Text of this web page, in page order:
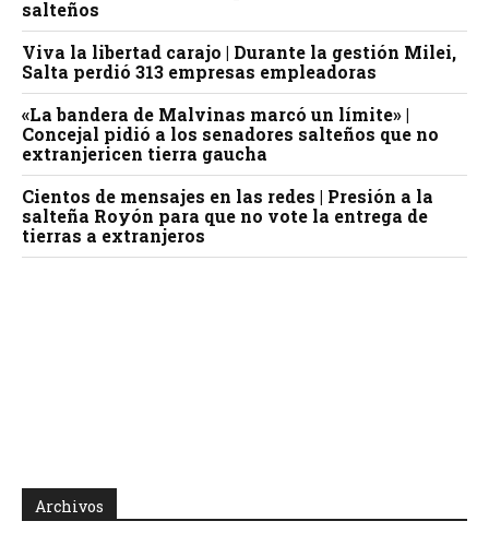
salteños
Viva la libertad carajo | Durante la gestión Milei,
Salta perdió 313 empresas empleadoras
«La bandera de Malvinas marcó un límite» |
Concejal pidió a los senadores salteños que no
extranjericen tierra gaucha
Cientos de mensajes en las redes | Presión a la
salteña Royón para que no vote la entrega de
tierras a extranjeros
Archivos